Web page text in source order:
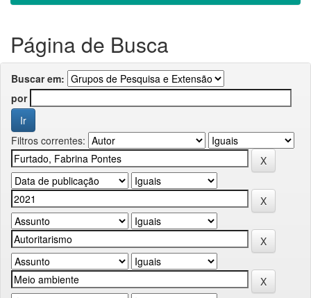
Página de Busca
Buscar em:
por
Filtros correntes: